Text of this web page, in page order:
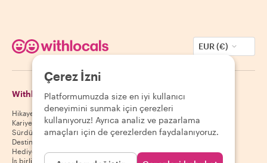
EUR (€)
Withlocals Hakkında
Hikayemiz
Kariyer
Sürdürülebilirlik
Destinasyonlar
Hediye kuponları
İş birliği yap
Misafirler
Misafir yardım merkezi
Misafir iptal politikası
Misafir kullanım koşulları
Çerez İzni
Platformumuzda size en iyi kullanıcı
deneyimini sunmak için çerezleri
kullanıyoruz! Ayrıca analiz ve pazarlama
amaçları için de çerezlerden faydalanıyoruz.